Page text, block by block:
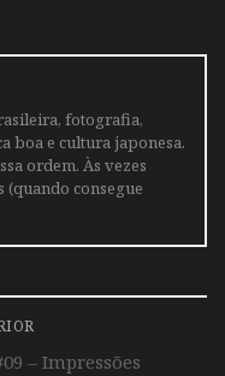
fotografia,
boa e cultura japonesa.
ordem. Às vezes
(quando consegue
– Impressões